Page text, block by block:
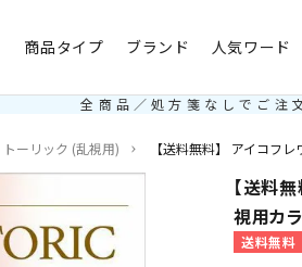
商品タイプ ブランド 人気ワード
全商品／処方箋なしでご注
ーリック (乱視用) 【送料無料】 アイコフ
【送料
視用カ
送料無料